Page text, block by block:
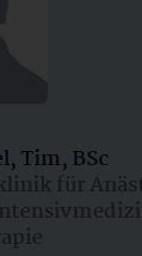
Tim, BSc
für